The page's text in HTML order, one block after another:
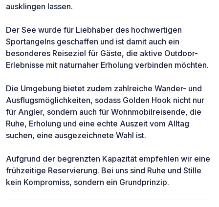
ausklingen lassen.
Der See wurde für Liebhaber des hochwertigen
Sportangelns geschaffen und ist damit auch ein
besonderes Reiseziel für Gäste, die aktive Outdoor-
Erlebnisse mit naturnaher Erholung verbinden möchten.
Die Umgebung bietet zudem zahlreiche Wander- und
Ausflugsmöglichkeiten, sodass Golden Hook nicht nur
für Angler, sondern auch für Wohnmobilreisende, die
Ruhe, Erholung und eine echte Auszeit vom Alltag
suchen, eine ausgezeichnete Wahl ist.
Aufgrund der begrenzten Kapazität empfehlen wir eine
frühzeitige Reservierung. Bei uns sind Ruhe und Stille
kein Kompromiss, sondern ein Grundprinzip.